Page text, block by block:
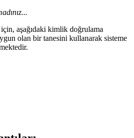
aşağıdaki kimlik doğrulama
olan bir tanesini kullanarak sisteme